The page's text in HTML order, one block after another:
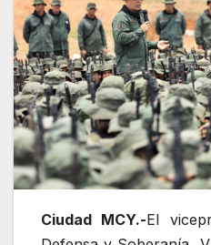
Ciudad MCY.-El